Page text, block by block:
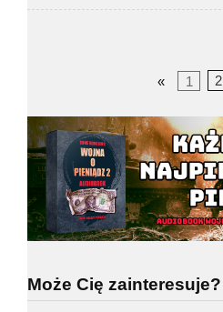
« 1 2
Może Cię zainteresuje?